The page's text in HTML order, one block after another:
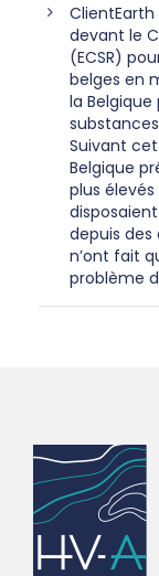
devant le
(ECSR)
belges en
la Belgique
Suivant
Belgique
plus élevés
depuis des
n’ont fait
problème